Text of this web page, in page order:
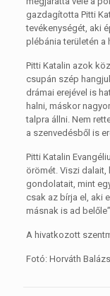
gazdagította Pitti
tevékenységét, aki
plébánia területén a
Pitti Katalin azok
csupán szép
drámai erejével is
halni, máskor
talpra állni. Nem
a szenvedésből is
Pitti Katalin
örömét. Viszi dalait,
gondolatait, mint
csak az bírja el, aki
másnak is ad
A hivatkozott
Fotó: Horváth Balázs